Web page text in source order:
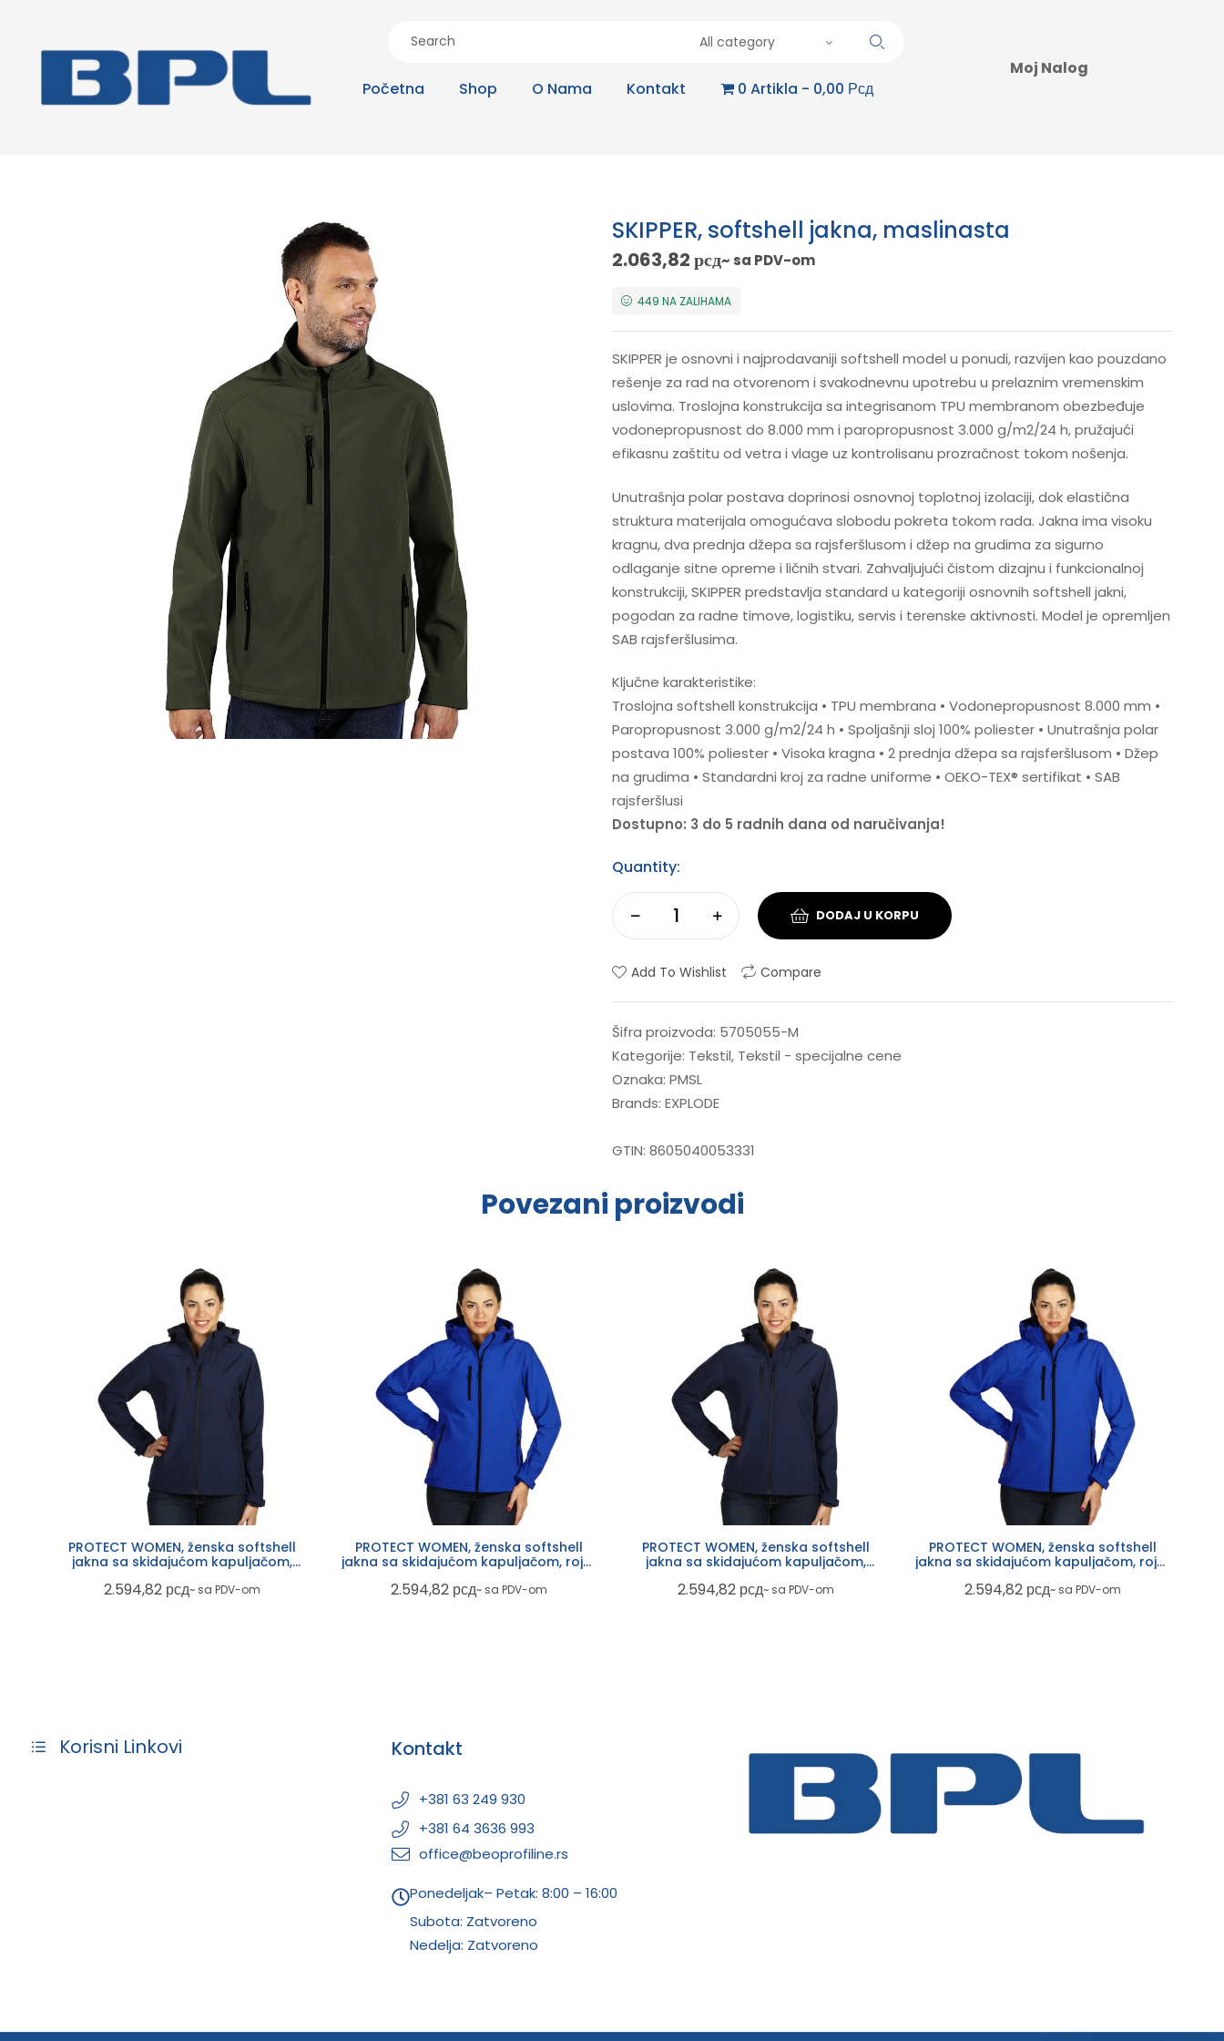
All category
Početna Shop O Nama Kontakt 0 Artikla 0,00 Рсд
Moj Nalog
SKIPPER, softshell jakna, maslinasta
2.063,82рсд~ sa PDV-om
449 NA ZALIHAMA
SKIPPER je osnovni i najprodavaniji softshell model u ponudi, razvijen kao pouzdano
rešenje za rad na otvorenom i svakodnevnu upotrebu u prelaznim vremenskim
uslovima. Troslojna konstrukcija sa integrisanom TPU membranom obezbeđuje
vodonepropusnost do 8.000 mm i paropropusnost 3.000 g/m2/24 h, pružajući
efikasnu zaštitu od vetra i vlage uz kontrolisanu prozračnost tokom nošenja.
Unutrašnja polar postava doprinosi osnovnoj toplotnoj izolaciji, dok elastična
struktura materijala omogućava slobodu pokreta tokom rada. Jakna ima visoku
kragnu, dva prednja džepa sa rajsferšlusom i džep na grudima za sigurno
odlaganje sitne opreme i ličnih stvari. Zahvaljujući čistom dizajnu i funkcionalnoj
konstrukciji, SKIPPER predstavlja standard u kategoriji osnovnih softshell jakni,
pogodan za radne timove, logistiku, servis i terenske aktivnosti. Model je opremljen
SAB rajsferšlusima.
Ključne karakteristike:
Troslojna softshell konstrukcija • TPU membrana • Vodonepropusnost 8.000 mm •
Paropropusnost 3.000 g/m2/24 h • Spoljašnji sloj 100% poliester • Unutrašnja polar
postava 100% poliester • Visoka kragna • 2 prednja džepa sa rajsferšlusom • Džep
na grudima • Standardni kroj za radne uniforme • OEKO-TEX® sertifikat • SAB
rajsferšlusi
Dostupno: 3 do 5 radnih dana od naručivanja!
Quantity:
DODAJ U KORPU
Add To Wishlist Compare
Šifra proizvoda: 5705055-M
Kategorije: Tekstil, Tekstil - specijalne cene
Oznaka: PMSL
Brands: EXPLODE
GTIN: 8605040053331
Povezani proizvodi
PROTECT WOMEN, ženska softshell
jakna sa skidajućom kapuljačom,
2.594,82 рсд~ sa PDV-om
PROTECT WOMEN, ženska softshell
jakna sa skidajućom kapuljačom, rojal
2.594,82 рсд~ sa PDV-om
PROTECT WOMEN, ženska softshell
jakna sa skidajućom kapuljačom,
2.594,82 рсд~ sa PDV-om
PROTECT WOMEN, ženska softshell
jakna sa skidajućom kapuljačom, rojal
2.594,82 рсд~ sa PDV-om
Korisni Linkovi Kontakt
+381 63 249 930
+381 64 3636 993
office@beoprofiline.rs
Ponedeljak– Petak: 8:00 – 16:00
Subota: Zatvoreno
Nedelja: Zatvoreno